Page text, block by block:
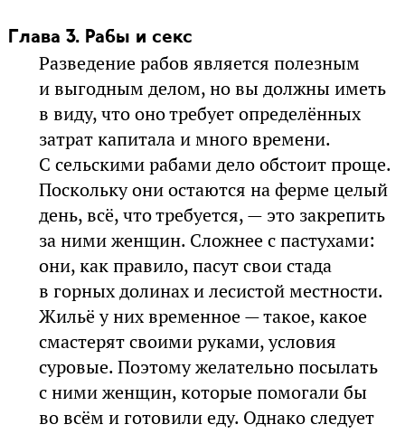
Глава 3. Рабы и секс
Разведение рабов является полезным
и выгодным делом, но вы должны иметь
в виду, что оно требует определённых
затрат капитала и много времени.
С сельскими рабами дело обстоит проще.
Поскольку они остаются на ферме целый
день, всё, что требуется, — это закрепить
за ними женщин. Сложнее с пастухами:
они, как правило, пасут свои стада
в горных долинах и лесистой местности.
Жильё у них временное — такое, какое
смастерят своими руками, условия
суровые. Поэтому желательно посылать
с ними женщин, которые помогали бы
во всём и готовили еду. Однако следует